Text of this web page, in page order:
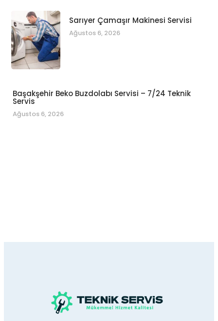
Sarıyer Çamaşır Makinesi Servisi
Ağustos 6, 2026
Başakşehir Beko Buzdolabı Servisi – 7/24 Teknik
Servis
Ağustos 6, 2026